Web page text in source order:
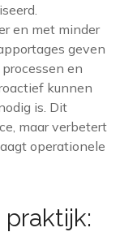
en met minder
geven
en
kunnen
is. Dit
maar verbetert
operationele